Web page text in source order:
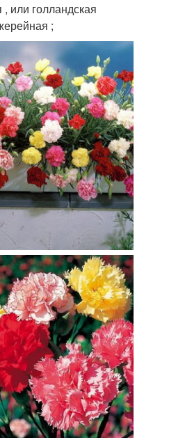
или голландская
;